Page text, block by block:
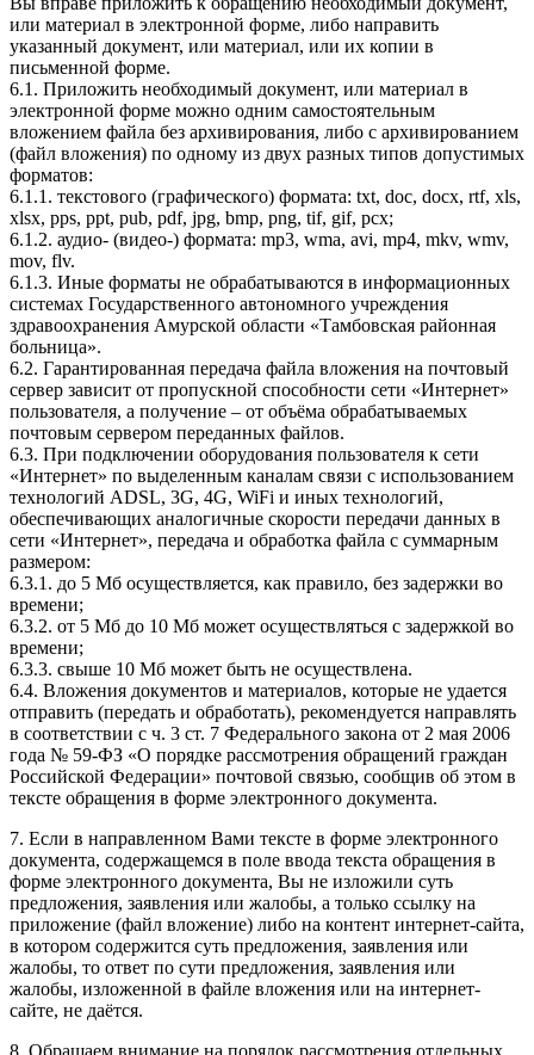
или материал в электронной форме, либо направить
указанный документ, или материал, или их копии в
письменной форме.
6.1. Приложить необходимый документ, или материал в
электронной форме можно одним самостоятельным
вложением файла без архивирования, либо с архивированием
(файл вложения) по одному из двух разных типов допустимых
форматов:
6.1.1. текстового (графического) формата: txt, doc, docx, rtf, xls,
xlsx, pps, ppt, pub, pdf, jpg, bmp, png, tif, gif, pcx;
6.1.2. аудио- (видео-) формата: mp3, wma, avi, mp4, mkv, wmv,
mov, flv.
6.1.3. Иные форматы не обрабатываются в информационных
системах Государственного автономного учреждения
здравоохранения Амурской области «Тамбовская районная
больница».
6.2. Гарантированная передача файла вложения на почтовый
сервер зависит от пропускной способности сети «Интернет»
пользователя, а получение – от объёма обрабатываемых
почтовым сервером переданных файлов.
6.3. При подключении оборудования пользователя к сети
«Интернет» по выделенным каналам связи с использованием
технологий ADSL, 3G, 4G, WiFi и иных технологий,
обеспечивающих аналогичные скорости передачи данных в
сети «Интернет», передача и обработка файла с суммарным
размером:
6.3.1. до 5 Мб осуществляется, как правило, без задержки во
времени;
6.3.2. от 5 Мб до 10 Мб может осуществляться с задержкой во
времени;
6.3.3. свыше 10 Мб может быть не осуществлена.
6.4. Вложения документов и материалов, которые не удается
отправить (передать и обработать), рекомендуется направлять
в соответствии с ч. 3 ст. 7 Федерального закона от 2 мая 2006
года № 59-ФЗ «О порядке рассмотрения обращений граждан
Российской Федерации» почтовой связью, сообщив об этом в
тексте обращения в форме электронного документа.
7. Если в направленном Вами тексте в форме электронного
документа, содержащемся в поле ввода текста обращения в
форме электронного документа, Вы не изложили суть
предложения, заявления или жалобы, а только ссылку на
приложение (файл вложение) либо на контент интернет-сайта,
в котором содержится суть предложения, заявления или
жалобы, то ответ по сути предложения, заявления или
жалобы, изложенной в файле вложения или на интернет-
сайте, не даётся.
8. Обращаем внимание на порядок рассмотрения отдельных